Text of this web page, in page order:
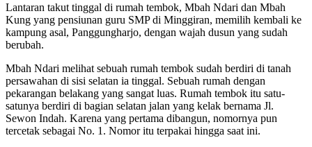
Lantaran takut tinggal di rumah tembok, Mbah Ndari dan Mbah
Kung yang pensiunan guru SMP di Minggiran, memilih kembali ke
kampung asal, Panggungharjo, dengan wajah dusun yang sudah
berubah.
Mbah Ndari melihat sebuah rumah tembok sudah berdiri di tanah
persawahan di sisi selatan ia tinggal. Sebuah rumah dengan
pekarangan belakang yang sangat luas. Rumah tembok itu satu-
satunya berdiri di bagian selatan jalan yang kelak bernama Jl.
Sewon Indah. Karena yang pertama dibangun, nomornya pun
tercetak sebagai No. 1. Nomor itu terpakai hingga saat ini.